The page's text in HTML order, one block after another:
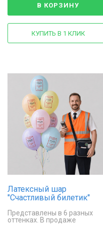
В КОРЗИНУ
КУПИТЬ В 1 КЛИК
Латексный шар
"Счастливый билетик"
Представлены в 6 разных
оттенках. В продаже